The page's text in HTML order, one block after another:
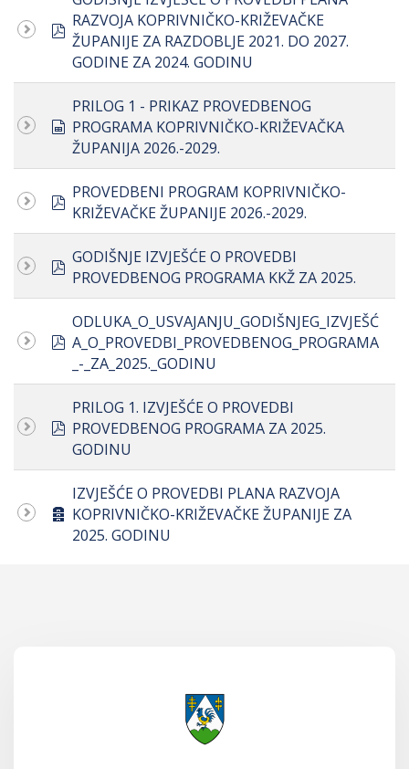
pdf
RAZVOJA KOPRIVNIČKO-KRIŽEVAČKE
ŽUPANIJE ZA RAZDOBLJE 2021. DO 2027.
GODINE ZA 2024. GODINU
spreadsheet
PRILOG 1 - PRIKAZ PROVEDBENOG
PROGRAMA KOPRIVNIČKO-KRIŽEVAČKA
ŽUPANIJA 2026.-2029.
pdf
PROVEDBENI PROGRAM KOPRIVNIČKO-
KRIŽEVAČKE ŽUPANIJE 2026.-2029.
pdf
GODIŠNJE IZVJEŠĆE O PROVEDBI
PROVEDBENOG PROGRAMA KKŽ ZA 2025.
pdf
ODLUKA_O_USVAJANJU_GODIŠNJEG_IZVJEŠĆ
A_O_PROVEDBI_PROVEDBENOG_PROGRAMA
_-_ZA_2025._GODINU
pdf
PRILOG 1. IZVJEŠĆE O PROVEDBI
PROVEDBENOG PROGRAMA ZA 2025.
GODINU
archive
IZVJEŠĆE O PROVEDBI PLANA RAZVOJA
KOPRIVNIČKO-KRIŽEVAČKE ŽUPANIJE ZA
2025. GODINU